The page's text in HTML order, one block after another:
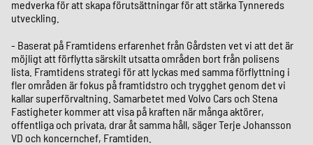
medverka för att skapa förutsättningar för att stärka Tynnereds
utveckling.
- Baserat på Framtidens erfarenhet från Gårdsten vet vi att det är
möjligt att förflytta särskilt utsatta områden bort från polisens
lista. Framtidens strategi för att lyckas med samma förflyttning i
fler områden är fokus på framtidstro och trygghet genom det vi
kallar superförvaltning. Samarbetet med Volvo Cars och Stena
Fastigheter kommer att visa på kraften när många aktörer,
offentliga och privata, drar åt samma håll, säger Terje Johansson
VD och koncernchef, Framtiden.